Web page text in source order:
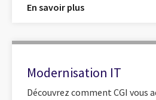
En savoir plus
Modernisation IT
Découvrez comment CGI vous